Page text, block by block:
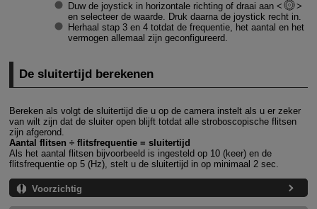
Duw de joystick in horizontale richting of draai aan
en selecteer de waarde. Druk daarna de joystick recht in.
Herhaal stap 3 en 4 totdat de frequentie, het aantal en het
vermogen allemaal zijn geconfigureerd.
De sluitertijd berekenen
Bereken als volgt de sluitertijd die u op de camera instelt als u er zeker
van wilt zijn dat de sluiter open blijft totdat alle stroboscopische flitsen
zijn afgerond.
Aantal flitsen ÷ flitsfrequentie = sluitertijd
Als het aantal flitsen bijvoorbeeld is ingesteld op 10 (keer) en de
flitsfrequentie op 5 (Hz), stelt u de sluitertijd in op minimaal 2 sec.
Voorzichtig